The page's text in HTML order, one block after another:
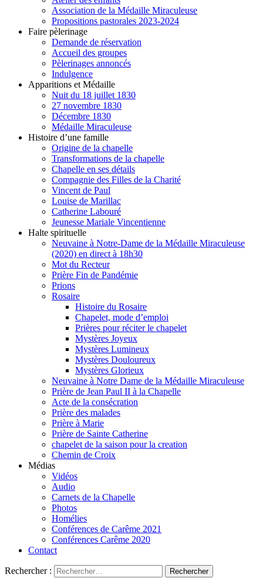
Association de la Médaille Miraculeuse
Propositions pastorales 2023-2024
Faire pèlerinage
Demande de réservation
Accueil des groupes
Pèlerinages annoncés
Indulgence
Apparitions et Médaille
Nuit du 18 juillet 1830
27 novembre 1830
Décembre 1830
Médaille Miraculeuse
Histoire d’une famille
Origine de la chapelle
Transformations de la chapelle
Chapelle en ses détails
Compagnie des Filles de la Charité
Vincent de Paul
Louise de Marillac
Catherine Labouré
Jeunesse Mariale Vincentienne
Halte spirituelle
Neuvaine à Notre-Dame de la Médaille Miraculeuse
(2020) en direct à 18h30
Mot du Recteur
Prière Fin de Pandémie
Prions
Rosaire
Histoire du Rosaire
Chapelet, mode d’emploi
Prières pour réciter le chapelet
Mystères Joyeux
Mystères Lumineux
Mystères Douloureux
Mystères Glorieux
Neuvaine à Notre Dame de la Médaille Miraculeuse
Prière de Jean Paul II à la Chapelle
Acte de la consécration
Prière des malades
Prière à Marie
Prière de Sainte Catherine
chapelet de la saison pour la creation
Chemin de Croix
Médias
Vidéos
Audio
Carnets de la Chapelle
Photos
Homélies
Conférences de Carême 2021
Conférences Carême 2020
Contact
Rechercher :